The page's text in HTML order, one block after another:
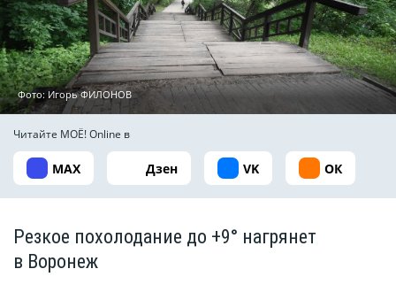
Фото: Игорь ФИЛОНОВ
Читайте МОЁ! Online в
MAX Дзен VK ОК
Резкое похолодание до +9° нагрянет
в Воронеж